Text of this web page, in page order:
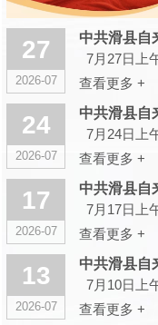
27
2026-07
查看更多 +
24
2026-07
查看更多 +
17
2026-07
查看更多 +
13
2026-07
查看更多 +